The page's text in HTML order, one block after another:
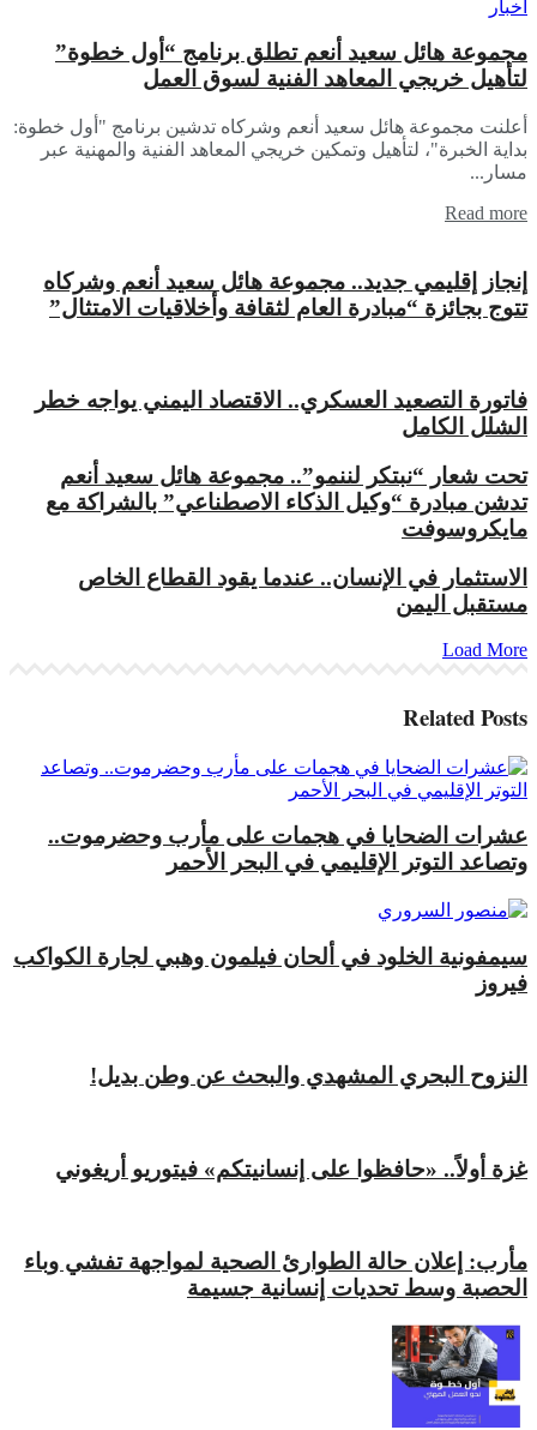
أخبار
مجموعة هائل سعيد أنعم تطلق برنامج “أول خطوة”
لتأهيل خريجي المعاهد الفنية لسوق العمل
أعلنت مجموعة هائل سعيد أنعم وشركاه تدشين برنامج "أول خطوة:
بداية الخبرة"، لتأهيل وتمكين خريجي المعاهد الفنية والمهنية عبر
مسار...
Read more
إنجاز إقليمي جديد.. مجموعة هائل سعيد أنعم وشركاه
تتوج بجائزة “مبادرة العام لثقافة وأخلاقيات الامتثال”
فاتورة التصعيد العسكري.. الاقتصاد اليمني يواجه خطر
الشلل الكامل
تحت شعار “نبتكر لننمو”.. مجموعة هائل سعيد أنعم
تدشن مبادرة “وكيل الذكاء الاصطناعي” بالشراكة مع
مايكروسوفت
الاستثمار في الإنسان.. عندما يقود القطاع الخاص
مستقبل اليمن
Load More
RelatedPosts
عشرات الضحايا في هجمات على مأرب وحضرموت..
وتصاعد التوتر الإقليمي في البحر الأحمر
سيمفونية الخلود في ألحان فيلمون وهبي لجارة الكواكب
فيروز
النزوح البحري المشهدي والبحث عن وطن بديل!
غزة أولاً.. «حافظوا على إنسانيتكم» فيتوريو أريغوني
مأرب: إعلان حالة الطوارئ الصحية لمواجهة تفشي وباء
الحصبة وسط تحديات إنسانية جسيمة